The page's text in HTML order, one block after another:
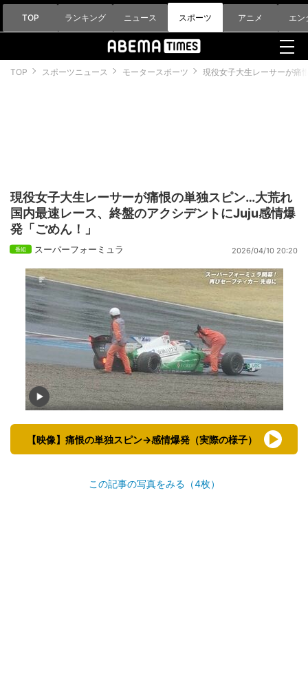
TOP ランキング ニュース スポーツ アニメ エン
TOP スポーツニュース モータースポーツ 現役女子大生レーサーが痛
現役女子大生レーサーが痛恨の単独スピン…大荒れ
国内最速レース、終盤のアクシデントにJuju感情爆
発「ごめん！」
スーパーフォーミュラ 2026/04/10 20:20
【映像】痛恨の単独スピン→感情爆発（実際の様子）
この記事の写真をみる（4枚）